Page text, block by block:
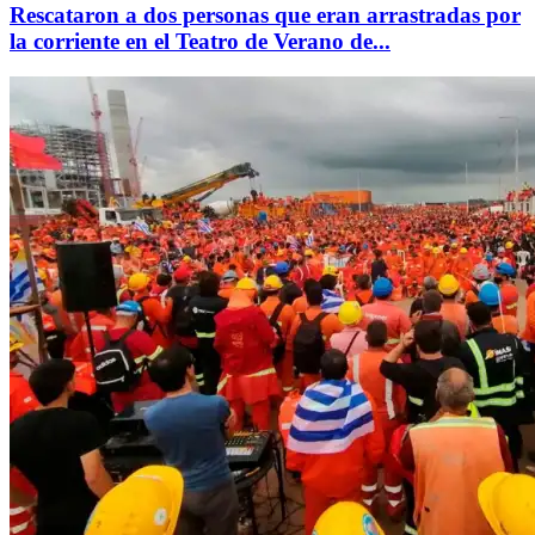
Rescataron a dos personas que eran arrastradas por
la corriente en el Teatro de Verano de...